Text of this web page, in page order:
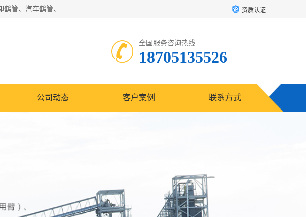
江苏国胜石化装备科技有限公司生产的产品广泛的应用于石油、石化等行业中，产品种类齐全，其中包括装卸鹤管、汽车鹤管、火车鹤管、装车鹤管、卸车鹤管、上装鹤管、下装鹤管、lng鹤管、发油鹤管、液氨鹤管、液化气鹤管等，我们生产的产品质量上乘，价格实惠，服务好，买鹤管就到国胜石化装备！ 资质认证
全国服务咨询热线:
18705135526
公司动态 客户案例 联系方式